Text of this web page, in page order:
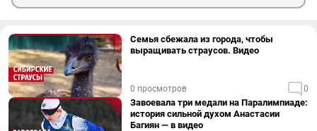
Семья сбежала из города, чтобы
выращивать страусов. Видео
0 просмотров 0
Завоевала три медали на Паралимпиаде:
история сильной духом Анастасии
Багиян — в видео